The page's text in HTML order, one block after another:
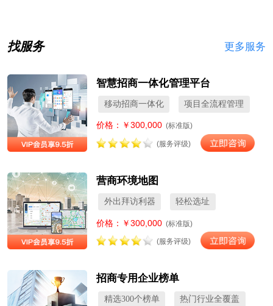
找服务 更多服务
智慧招商一体化管理平台
移动招商一体化 项目全流程管理
价格：￥300,000 (标准版)
(服务评级)
营商环境地图
外出拜访利器 轻松选址
价格：￥300,000 (标准版)
(服务评级)
招商专用企业榜单
精选300个榜单 热门行业全覆盖